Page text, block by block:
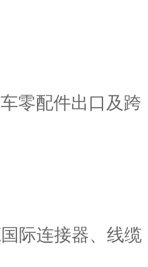
零配件出口及跨
际连接器、线缆